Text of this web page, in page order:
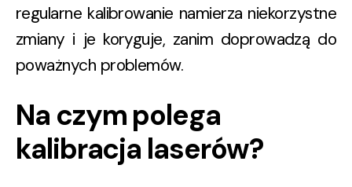
regularne kalibrowanie namierza niekorzystne
zmiany i je koryguje, zanim doprowadzą do
poważnych problemów.
Na czym polega
kalibracja laserów?